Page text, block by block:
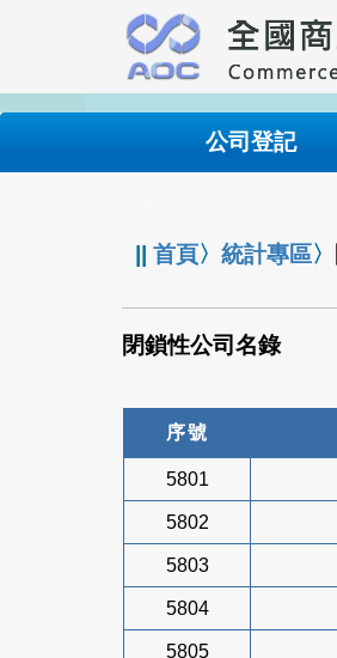
要
內
公司登記
||首頁〉統計專區〉
閉鎖性公司名錄
序號
5801
5802
5803
5804
5805